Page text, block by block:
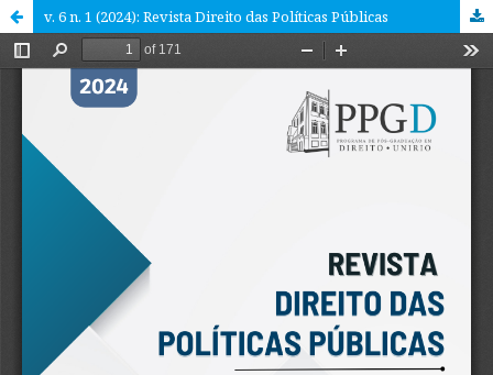
v. 6 n. 1 (2024): Revista Direito das Políticas Públicas